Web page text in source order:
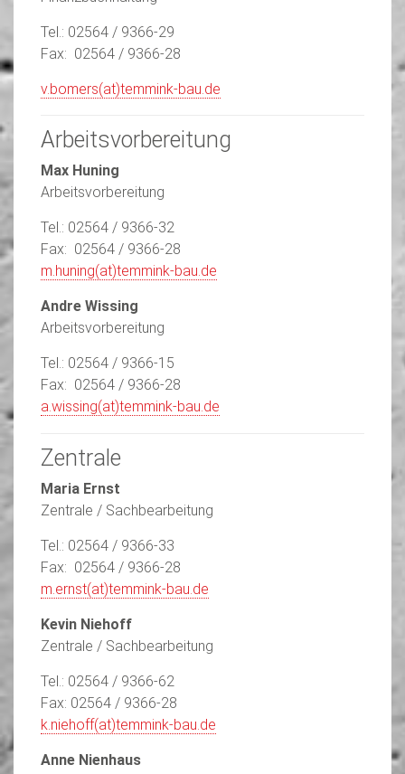
Tel.: 02564 / 9366-29
Fax: 02564 / 9366-28
v.bomers(at)temmink-bau.de
Arbeitsvorbereitung
Max Huning
Arbeitsvorbereitung
Tel.: 02564 / 9366-32
Fax: 02564 / 9366-28
m.huning(at)temmink-bau.de
Andre Wissing
Arbeitsvorbereitung
Tel.: 02564 / 9366-15
Fax: 02564 / 9366-28
a.wissing(at)temmink-bau.de
Zentrale
Maria Ernst
Zentrale / Sachbearbeitung
Tel.: 02564 / 9366-33
Fax: 02564 / 9366-28
m.ernst(at)temmink-bau.de
Kevin Niehoff
Zentrale / Sachbearbeitung
Tel.: 02564 / 9366-62
Fax: 02564 / 9366-28
k.niehoff(at)temmink-bau.de
Anne Nienhaus